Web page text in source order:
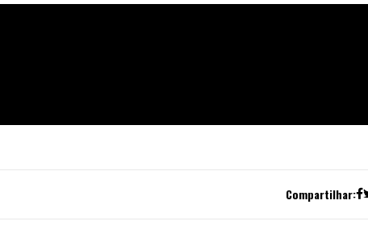
Compartilhar: